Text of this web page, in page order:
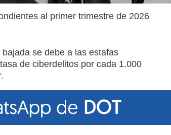
al primer trimestre de 2026
se debe a las estafas
de ciberdelitos por cada 1.000